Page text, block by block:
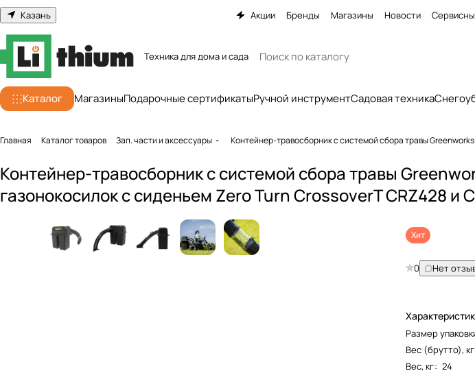
Казань Акции Бренды Магазины Новости
Техника для дома и сада
Каталог МагазиныПодарочные сертификатыРучной инструментСадовая техника
Главная Каталог товаров Зап. части и аксессуары Контейнер-травосборник с системой сбора травы
Контейнер-травосборник с системой сбора травы
газонокосилок с сиденьем Zero Turn CrossoverT CRZ428 и
Хит
0 Нет
Размер
Вес (брутто), кг
Вес, кг: 24